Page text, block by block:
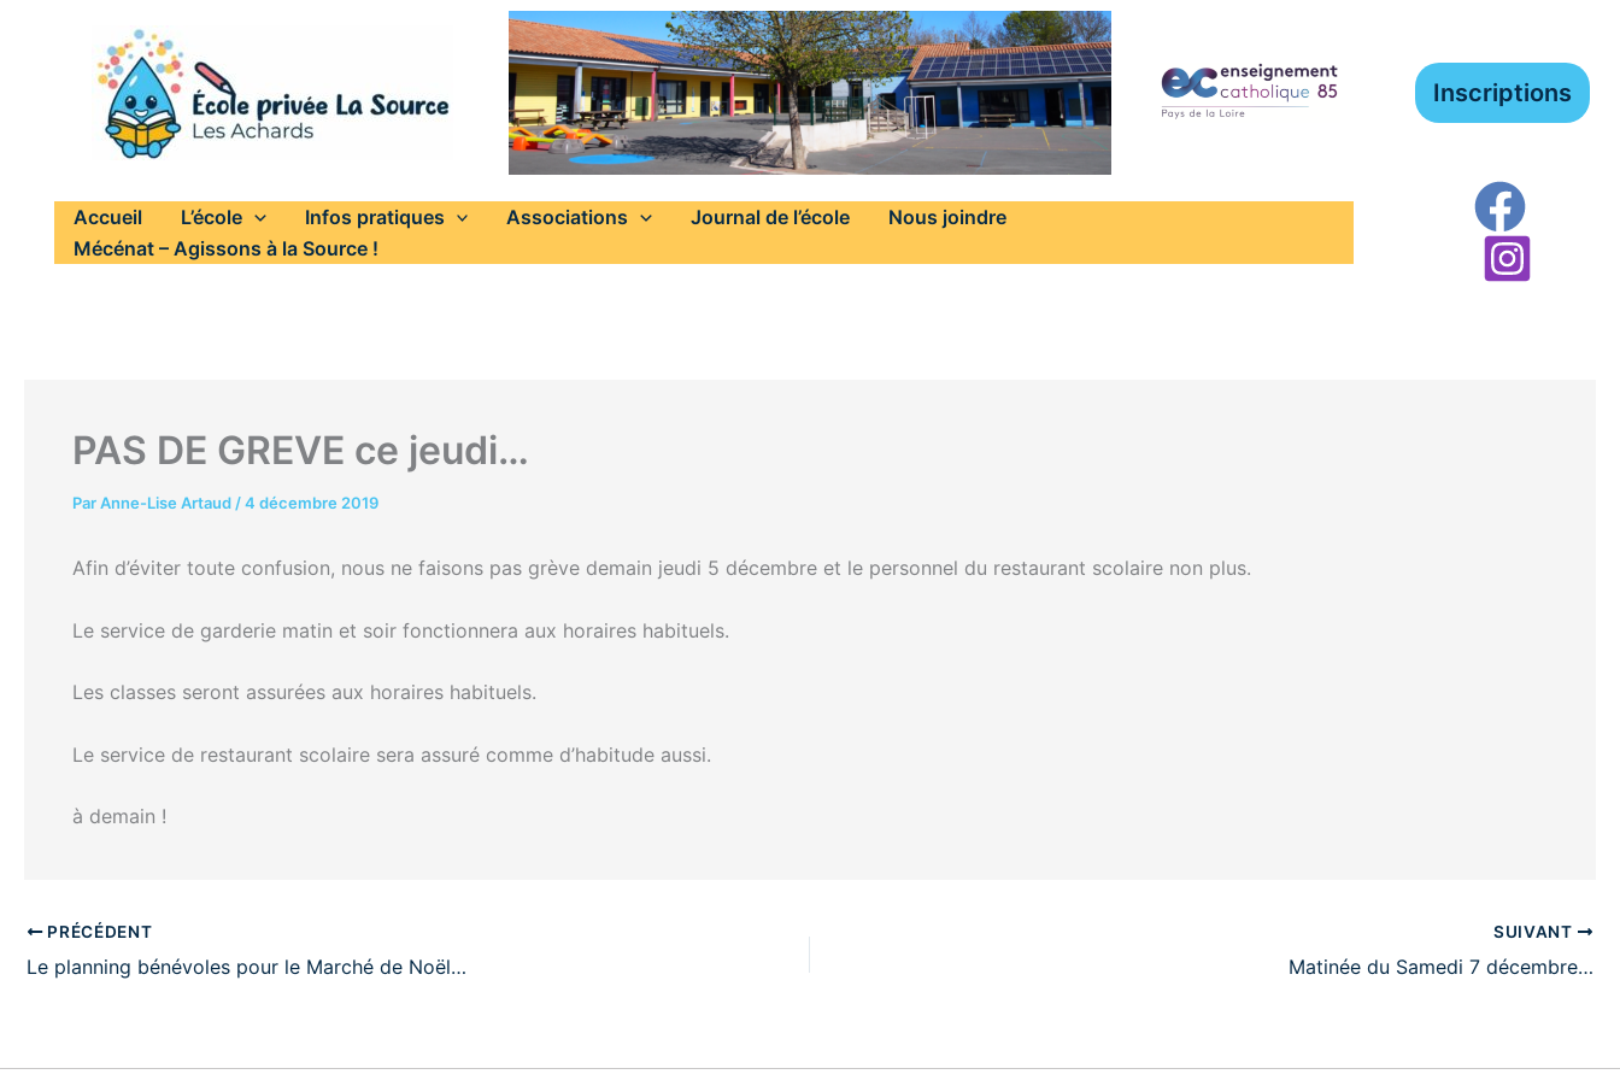
Inscriptions
Accueil L’école Infos pratiques Associations Journal de l’école
Nous joindre
Mécénat – Agissons à la Source !
PAS DE GREVE ce jeudi…
ParAnne-Lise Artaud /4 décembre 2019
Afin d’éviter toute confusion, nous ne faisons pas grève demain jeudi 5 décembre et le personnel du restaurant scolaire non plus.
Le service de garderie matin et soir fonctionnera aux horaires habituels.
Les classes seront assurées aux horaires habituels.
Le service de restaurant scolaire sera assuré comme d’habitude aussi.
à demain !
PRÉCÉDENT
Le planning bénévoles pour le Marché de Noël…
SUIVANT
Matinée du Samedi 7 décembre…